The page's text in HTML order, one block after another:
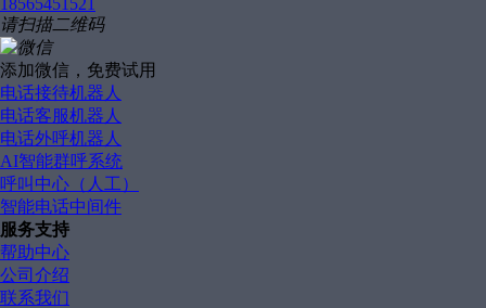
18565451521
请扫描二维码
添加微信，免费试用
电话接待机器人
电话客服机器人
电话外呼机器人
AI智能群呼系统
呼叫中心（人工）
智能电话中间件
服务支持
帮助中心
公司介绍
联系我们